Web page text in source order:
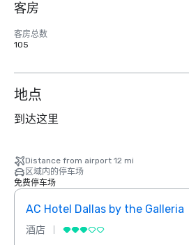
客房
客房总数
105
地点
到达这里
Distance from airport 12 mi
区域内的停车场
免费停车场
AC Hotel Dallas by the Galleria
酒店